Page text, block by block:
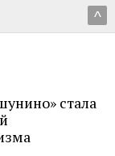
^
стала